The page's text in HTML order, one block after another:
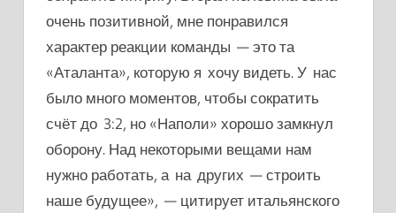
очень позитивной, мне понравился
характер реакции команды — это та
«Аталанта», которую я хочу видеть. У нас
было много моментов, чтобы сократить
счёт до 3:2, но «Наполи» хорошо замкнул
оборону. Над некоторыми вещами нам
нужно работать, а на других — строить
наше будущее», — цитирует итальянского